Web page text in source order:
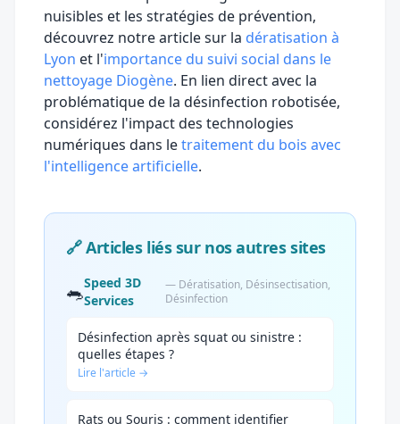
nuisibles et les stratégies de prévention,
découvrez notre article sur la dératisation à
Lyon et l'importance du suivi social dans le
nettoyage Diogène. En lien direct avec la
problématique de la désinfection robotisée,
considérez l'impact des technologies
numériques dans letraitement du bois avec
l'intelligence artificielle.
🔗 Articles liés sur nos autres sites
🐀Speed 3D
Services
— Dératisation, Désinsectisation,
Désinfection
Désinfection après squat ou sinistre :
quelles étapes ?
Lire l'article →
Rats ou Souris : comment identifier